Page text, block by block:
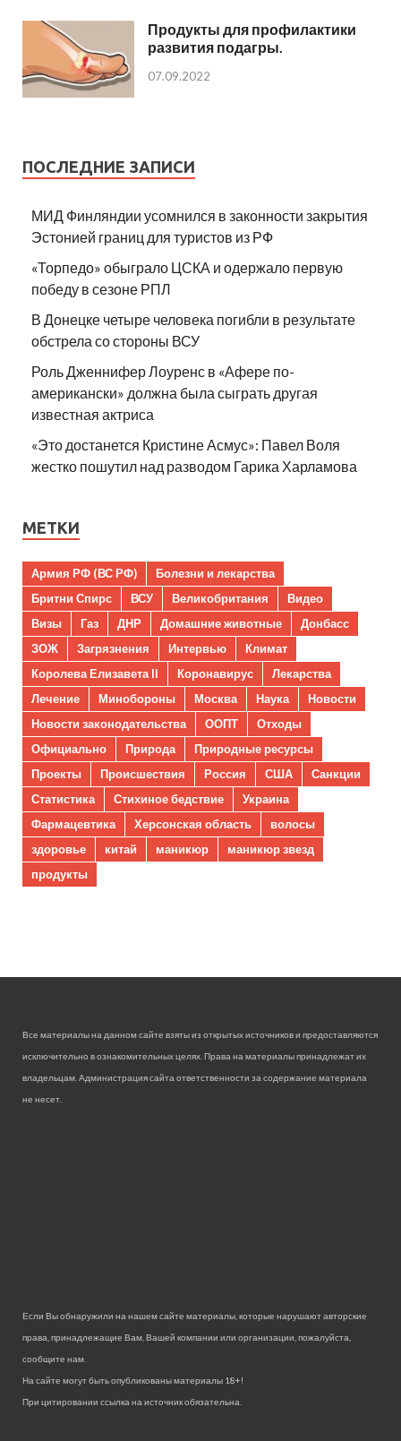
Продукты для профилактики
развития подагры.
07.09.2022
ПОСЛЕДНИЕ ЗАПИСИ
МИД Финляндии усомнился в законности закрытия
Эстонией границ для туристов из РФ
«Торпедо» обыграло ЦСКА и одержало первую
победу в сезоне РПЛ
В Донецке четыре человека погибли в результате
обстрела со стороны ВСУ
Роль Дженнифер Лоуренс в «Афере по-
американски» должна была сыграть другая
известная актриса
«Это достанется Кристине Асмус»: Павел Воля
жестко пошутил над разводом Гарика Харламова
МЕТКИ
Армия РФ (ВС РФ)
Болезни и лекарства
Бритни Спирс
ВСУ Великобритания
Видео
Визы
Газ ДНР Домашние животные
Донбасс
ЗОЖ
Загрязнения Интервью
Климат
Королева Елизавета II
Коронавирус
Лекарства
Лечение
Минобороны Москва Наука
Новости
Новости законодательства
ООПТ
Отходы
Официально
Природа
Природные ресурсы
Проекты
Происшествия Россия США
Санкции
Статистика
Стихиное бедствие
Украина
Фармацевтика
Херсонская область
волосы
здоровье
китай маникюр
маникюр звезд
продукты
Все материалы на данном сайте взяты из открытых источников и предоставляются
исключительно в ознакомительных целях. Права на материалы принадлежат их
владельцам. Администрация сайта ответственности за содержание материала
не несет.
Если Вы обнаружили на нашем сайте материалы, которые нарушают авторские
права, принадлежащие Вам, Вашей компании или организации, пожалуйста,
сообщите нам.
На сайте могут быть опубликованы материалы 18+!
При цитировании ссылка на источник обязательна.